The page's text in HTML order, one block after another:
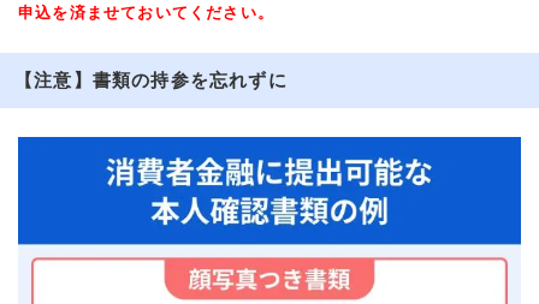
申込を済ませておいてください。
【注意】書類の持参を忘れずに